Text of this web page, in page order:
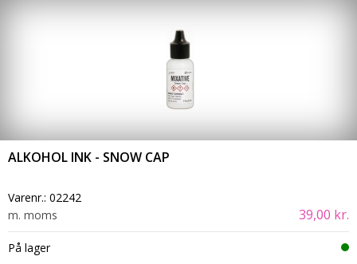
ALKOHOL INK - SNOW CAP
Varenr.: 02242
m. moms
39,00 kr.
På lager